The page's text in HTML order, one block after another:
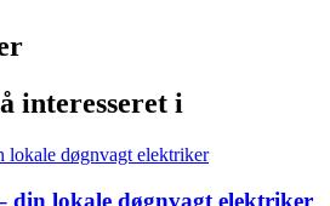
interesseret i